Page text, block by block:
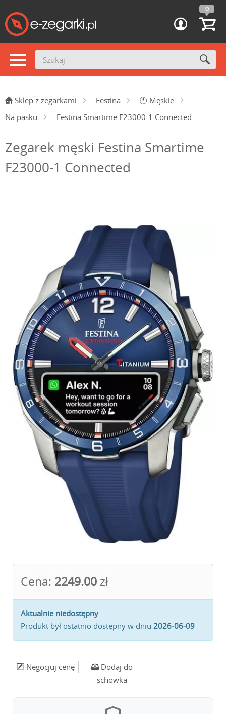
0
Sklep z zegarkami Festina 🕙 Męskie
Na pasku
Festina Smartime F23000-1 Connected
Zegarek męski Festina Smartime
F23000-1 Connected
Cena: 2249.00 zł
Aktualnie niedostępny
Produkt był ostatnio dostępny w dniu 2026-06-09
Negocjuj cenę
Dodaj do
schowka